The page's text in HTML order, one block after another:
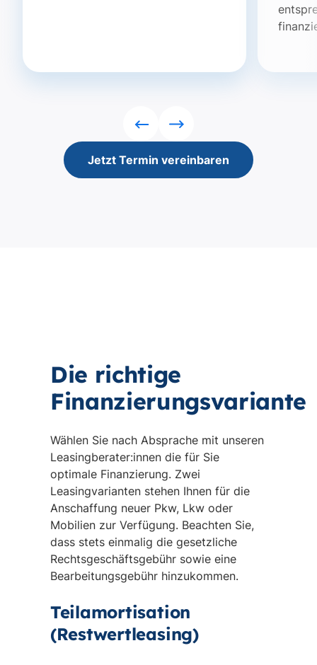
RückwärtsVorwärts
Jetzt Termin vereinbaren
Die richtige
Finanzierungsvariante
Wählen Sie nach Absprache mit unseren
Leasingberater:innen die für Sie
optimale Finanzierung. Zwei
Leasingvarianten stehen Ihnen für die
Anschaffung neuer Pkw, Lkw oder
Mobilien zur Verfügung. Beachten Sie,
dass stets einmalig die gesetzliche
Rechtsgeschäftsgebühr sowie eine
Bearbeitungsgebühr hinzukommen.
Teilamortisation
(Restwertleasing)